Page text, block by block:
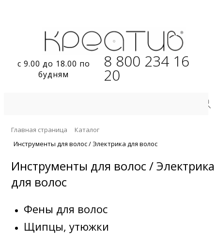
с 9.00 до 18.00 по
будням
8 800 234 16
20
Главная страница
Каталог
Инструменты для волос / Электрика для волос
Инструменты для волос / Электрика
для волос
Фены для волос
Щипцы, утюжки